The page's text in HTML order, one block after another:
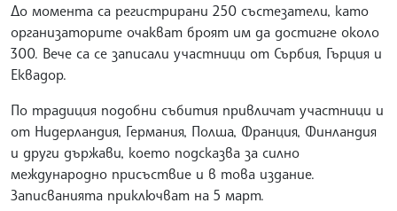
До момента са регистрирани 250 състезатели, като
организаторите очакват броят им да достигне около
300. Вече са се записали участници от Сърбия, Гърция и
Еквадор.
По традиция подобни събития привличат участници и
от Нидерландия, Германия, Полша, Франция, Финландия
и други държави, което подсказва за силно
международно присъствие и в това издание.
Записванията приключват на 5 март.